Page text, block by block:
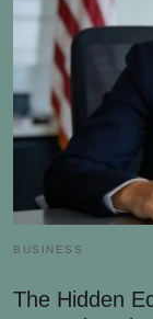
BUSINESS
The Hidden